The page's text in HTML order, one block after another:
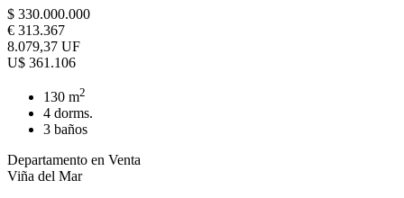
$ 330.000.000
€ 313.367
8.079,37 UF
U$ 361.106
130 m2
4 dorms.
3 baños
Departamento en Venta
Viña del Mar